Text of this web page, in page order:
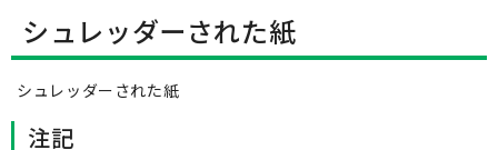
シュレッダーされた紙
シュレッダーされた紙
注記